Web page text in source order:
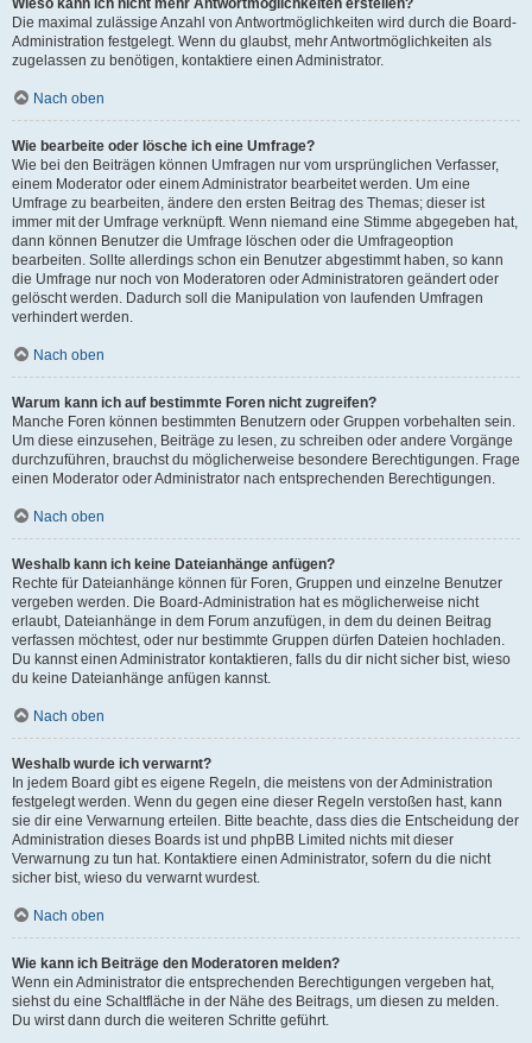
Wieso kann ich nicht mehr Antwortmöglichkeiten erstellen?
Die maximal zulässige Anzahl von Antwortmöglichkeiten wird durch die Board-
Administration festgelegt. Wenn du glaubst, mehr Antwortmöglichkeiten als
zugelassen zu benötigen, kontaktiere einen Administrator.
Nach oben
Wie bearbeite oder lösche ich eine Umfrage?
Wie bei den Beiträgen können Umfragen nur vom ursprünglichen Verfasser,
einem Moderator oder einem Administrator bearbeitet werden. Um eine
Umfrage zu bearbeiten, ändere den ersten Beitrag des Themas; dieser ist
immer mit der Umfrage verknüpft. Wenn niemand eine Stimme abgegeben hat,
dann können Benutzer die Umfrage löschen oder die Umfrageoption
bearbeiten. Sollte allerdings schon ein Benutzer abgestimmt haben, so kann
die Umfrage nur noch von Moderatoren oder Administratoren geändert oder
gelöscht werden. Dadurch soll die Manipulation von laufenden Umfragen
verhindert werden.
Nach oben
Warum kann ich auf bestimmte Foren nicht zugreifen?
Manche Foren können bestimmten Benutzern oder Gruppen vorbehalten sein.
Um diese einzusehen, Beiträge zu lesen, zu schreiben oder andere Vorgänge
durchzuführen, brauchst du möglicherweise besondere Berechtigungen. Frage
einen Moderator oder Administrator nach entsprechenden Berechtigungen.
Nach oben
Weshalb kann ich keine Dateianhänge anfügen?
Rechte für Dateianhänge können für Foren, Gruppen und einzelne Benutzer
vergeben werden. Die Board-Administration hat es möglicherweise nicht
erlaubt, Dateianhänge in dem Forum anzufügen, in dem du deinen Beitrag
verfassen möchtest, oder nur bestimmte Gruppen dürfen Dateien hochladen.
Du kannst einen Administrator kontaktieren, falls du dir nicht sicher bist, wieso
du keine Dateianhänge anfügen kannst.
Nach oben
Weshalb wurde ich verwarnt?
In jedem Board gibt es eigene Regeln, die meistens von der Administration
festgelegt werden. Wenn du gegen eine dieser Regeln verstoßen hast, kann
sie dir eine Verwarnung erteilen. Bitte beachte, dass dies die Entscheidung der
Administration dieses Boards ist und phpBB Limited nichts mit dieser
Verwarnung zu tun hat. Kontaktiere einen Administrator, sofern du die nicht
sicher bist, wieso du verwarnt wurdest.
Nach oben
Wie kann ich Beiträge den Moderatoren melden?
Wenn ein Administrator die entsprechenden Berechtigungen vergeben hat,
siehst du eine Schaltfläche in der Nähe des Beitrags, um diesen zu melden.
Du wirst dann durch die weiteren Schritte geführt.